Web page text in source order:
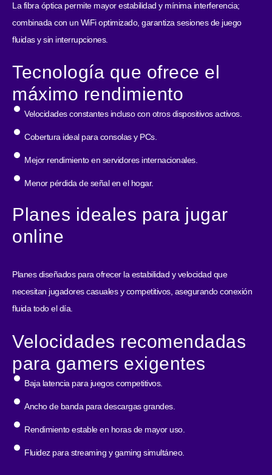
La fibra óptica permite mayor estabilidad y mínima interferencia;
combinada con un WiFi optimizado, garantiza sesiones de juego
fluidas y sin interrupciones.
Tecnología que ofrece el
máximo rendimiento
Velocidades constantes incluso con otros dispositivos activos.
Cobertura ideal para consolas y PCs.
Mejor rendimiento en servidores internacionales.
Menor pérdida de señal en el hogar.
Planes ideales para jugar
online
Planes diseñados para ofrecer la estabilidad y velocidad que
necesitan jugadores casuales y competitivos, asegurando conexión
fluida todo el día.
Velocidades recomendadas
para gamers exigentes
Baja latencia para juegos competitivos.
Ancho de banda para descargas grandes.
Rendimiento estable en horas de mayor uso.
Fluidez para streaming y gaming simultáneo.